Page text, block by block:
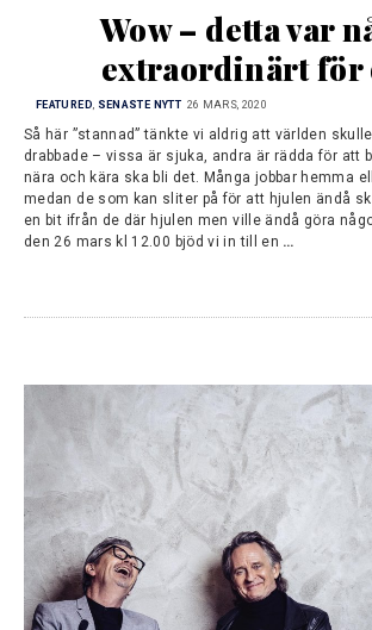
Wow – detta var
extraordinärt för
FEATURED SENASTE NYTT 26 MARS, 2020
Så här ”stannad” tänkte vi aldrig att världen
drabbade – vissa är sjuka, andra är rädda för att
nära och kära ska bli det. Många jobbar hemma
medan de som kan sliter på för att hjulen ändå
en bit ifrån de där hjulen men ville ändå göra
den 26 mars kl 12.00 bjöd vi in till en …